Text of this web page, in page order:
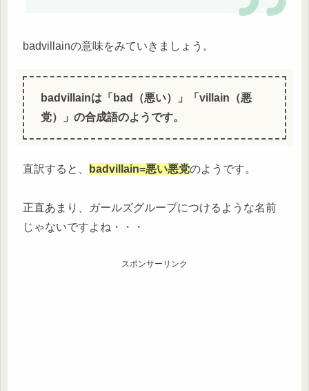
badvillainの意味をみていきましょう。
badvillainは「bad（悪い）」「villain（悪
党）」の合成語のようです。
直訳すると、 badvillain=悪い悪党のようです。
正直あまり、ガールズグループにつけるような名前
じゃないですよね・・・
スポンサーリンク